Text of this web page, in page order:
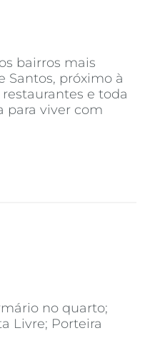
bairros mais
Santos, próximo à
e toda
para viver com
no quarto;
Livre; Porteira